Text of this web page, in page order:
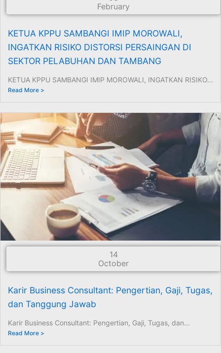
February
KETUA KPPU SAMBANGI IMIP MOROWALI,
INGATKAN RISIKO DISTORSI PERSAINGAN DI
SEKTOR PELABUHAN DAN TAMBANG
KETUA KPPU SAMBANGI IMIP MOROWALI, INGATKAN RISIKO...
Read More >
14
October
Karir Business Consultant: Pengertian, Gaji, Tugas,
dan Tanggung Jawab
Karir Business Consultant: Pengertian, Gaji, Tugas, dan...
Read More >